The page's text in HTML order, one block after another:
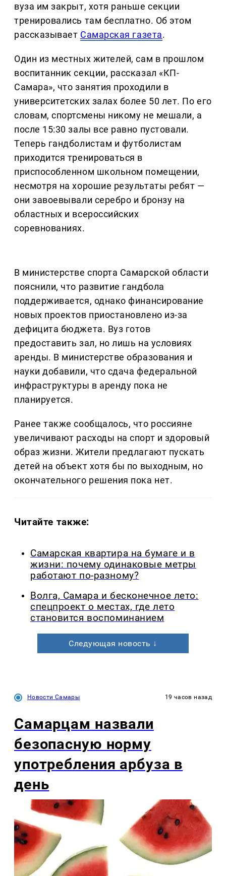
вуза им закрыт, хотя раньше секции
тренировались там бесплатно. Об этом
рассказывает Самарская газета.
Один из местных жителей, сам в прошлом
воспитанник секции, рассказал «КП-
Самара», что занятия проходили в
университетских залах более 50 лет. По его
словам, спортсмены никому не мешали, а
после 15:30 залы все равно пустовали.
Теперь гандболистам и футболистам
приходится тренироваться в
приспособленном школьном помещении,
несмотря на хорошие результаты ребят —
они завоевывали серебро и бронзу на
областных и всероссийских
соревнованиях.
В министерстве спорта Самарской области
пояснили, что развитие гандбола
поддерживается, однако финансирование
новых проектов приостановлено из-за
дефицита бюджета. Вуз готов
предоставить зал, но лишь на условиях
аренды. В министерстве образования и
науки добавили, что сдача федеральной
инфраструктуры в аренду пока не
планируется.
Ранее также сообщалось, что россияне
увеличивают расходы на спорт и здоровый
образ жизни. Жители предлагают пускать
детей на объект хотя бы по выходным, но
окончательного решения пока нет.
Читайте также:
Самарская квартира на бумаге и в
жизни: почему одинаковые метры
работают по-разному?
Волга, Самара и бесконечное лето:
спецпроект о местах, где лето
становится воспоминанием
Следующая новость ↓
Новости Самары 19 часов назад
Самарцам назвали
безопасную норму
употребления арбуза в
день